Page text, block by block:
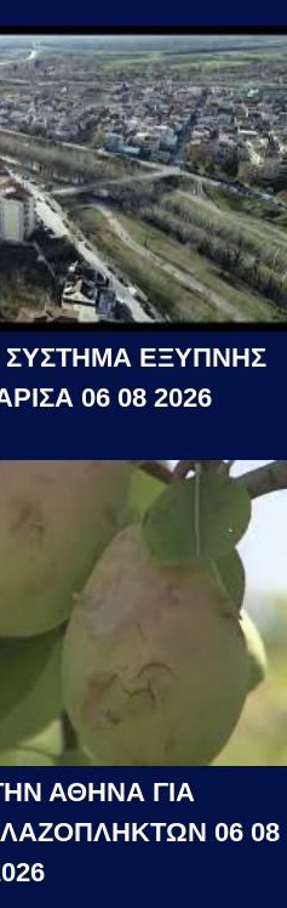
ΕΞΥΠΝΗΣ
06 08 2026
ΑΘΗΝΑ ΓΙΑ
06 08